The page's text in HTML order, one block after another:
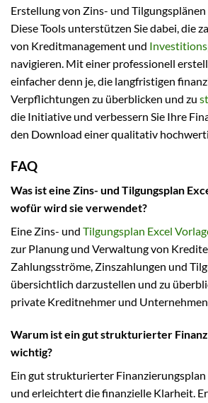
Erstellung von Zins- und
Diese Tools unterstützen Sie dabei, die
von Kreditmanagement und
navigieren. Mit einer professionell
einfacher denn je, die langfristigen
Verpflichtungen zu überblicken und zu
die Initiative und verbessern Sie Ihre
den Download einer qualitativ
FAQ
Was ist eine Zins- und Tilgungsplan
wofür wird sie verwendet?
Eine Zins- und Tilgungsplan Excel
zur Planung und Verwaltung von
Zahlungsströme, Zinszahlungen und
übersichtlich darzustellen und zu
private Kreditnehmer und
Warum ist ein gut strukturierter
wichtig?
Ein gut strukturierter Finanzierungsplan
und erleichtert die finanzielle Klarheit.